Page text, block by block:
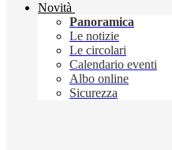
Novità
Panoramica
Le notizie
Le circolari
Calendario eventi
Albo online
Sicurezza